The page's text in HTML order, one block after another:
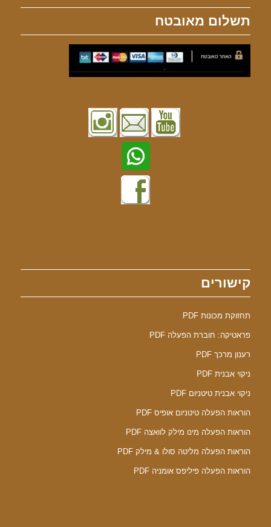
תשלום מאובטח
קישורים
תחזוקת מכונות PDF
פראטיקה: חוברת הפעלה PDF
רענון מרכך PDF
ניקוי אבנית PDF
ניקוי אבנית טיטניום PDF
הוראות הפעלה טיטניום אופיס PDF
הוראות הפעלה מינו מילק לוואצה PDF
הוראות הפעלה מליטה סולו & מילק PDF
הוראות הפעלה פיליפס אומניה PDF